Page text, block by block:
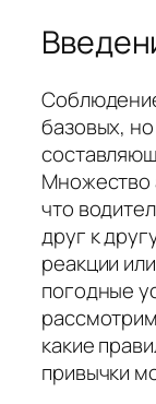
базовых,
Множество
что
друг к
реакции
погодные
какие
привычки